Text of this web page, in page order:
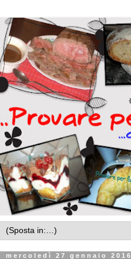
mercoledì 27 gennaio 2016